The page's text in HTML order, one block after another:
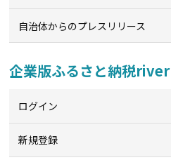
自治体からのプレスリリース
企業版ふるさと納税river
ログイン
新規登録